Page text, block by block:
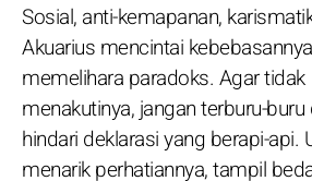
Sosial, anti-kemapanan,
Akuarius mencintai
memelihara paradoks. Agar tidak
menakutinya, jangan terburu-buru
hindari deklarasi yang berapi-api.
menarik perhatiannya, tampil